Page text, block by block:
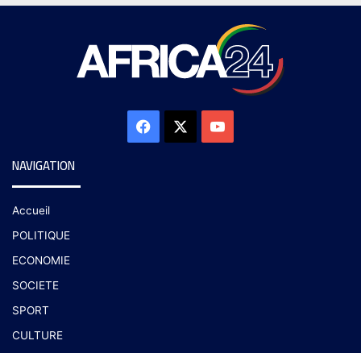
NAVIGATION
Accueil
POLITIQUE
ECONOMIE
SOCIETE
SPORT
CULTURE